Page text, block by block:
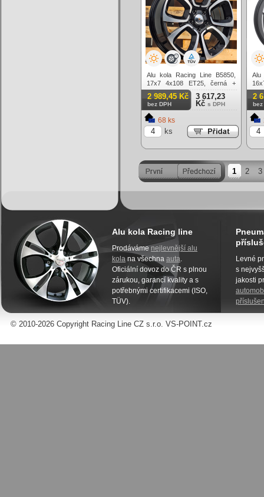
Alu kola Racing Line B5850,
17x7 4x108 ET25, černá +
leštění
2 989,45 Kč
bez DPH
3 617,23
Kč s DPH
68 ks
ks
Alu
2
bez
1 2 3
Alu kola Racing line
Prodáváme nejlevnější alu
kola na všechna auta.
Oficiální dovoz do ČR s plnou
zárukou, garancí kvality a s
potřebnými certifikacemi (ISO,
TÜV).
Levné
s
jakosti
© 2010-2026 Copyright Racing Line CZ s.r.o. VS-POINT.cz